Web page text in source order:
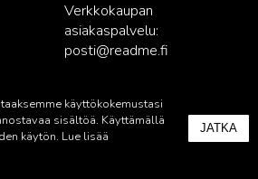
Verkkokaupan
asiakaspalvelu:
posti@readme.fi
käyttökokemustasi
sisältöä. Käyttämällä
käytön. Lue lisää
JATKA